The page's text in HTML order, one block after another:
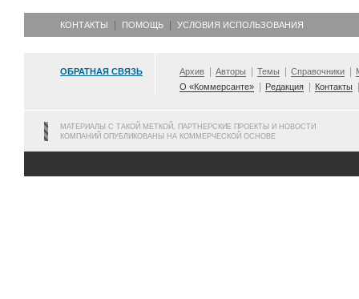
КОНТАКТЫ ПОМОЩЬ УСЛОВИЯ ИСПОЛЬЗОВАНИЯ
ОБРАТНАЯ СВЯЗЬ Архив Авторы Темы Справочники
О «Коммерсанте»
Редакция Контакты
МАТЕРИАЛЫ С ТАКОЙ МЕТКОЙ, ПАРТНЕРСКИЕ ПРОЕКТЫ И НОВОСТИ
КОМПАНИЙ ОПУБЛИКОВАНЫ НА КОММЕРЧЕСКОЙ ОСНОВЕ